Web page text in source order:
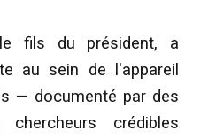
fils du président, a
au sein de l'appareil
— documenté par des
crédibles